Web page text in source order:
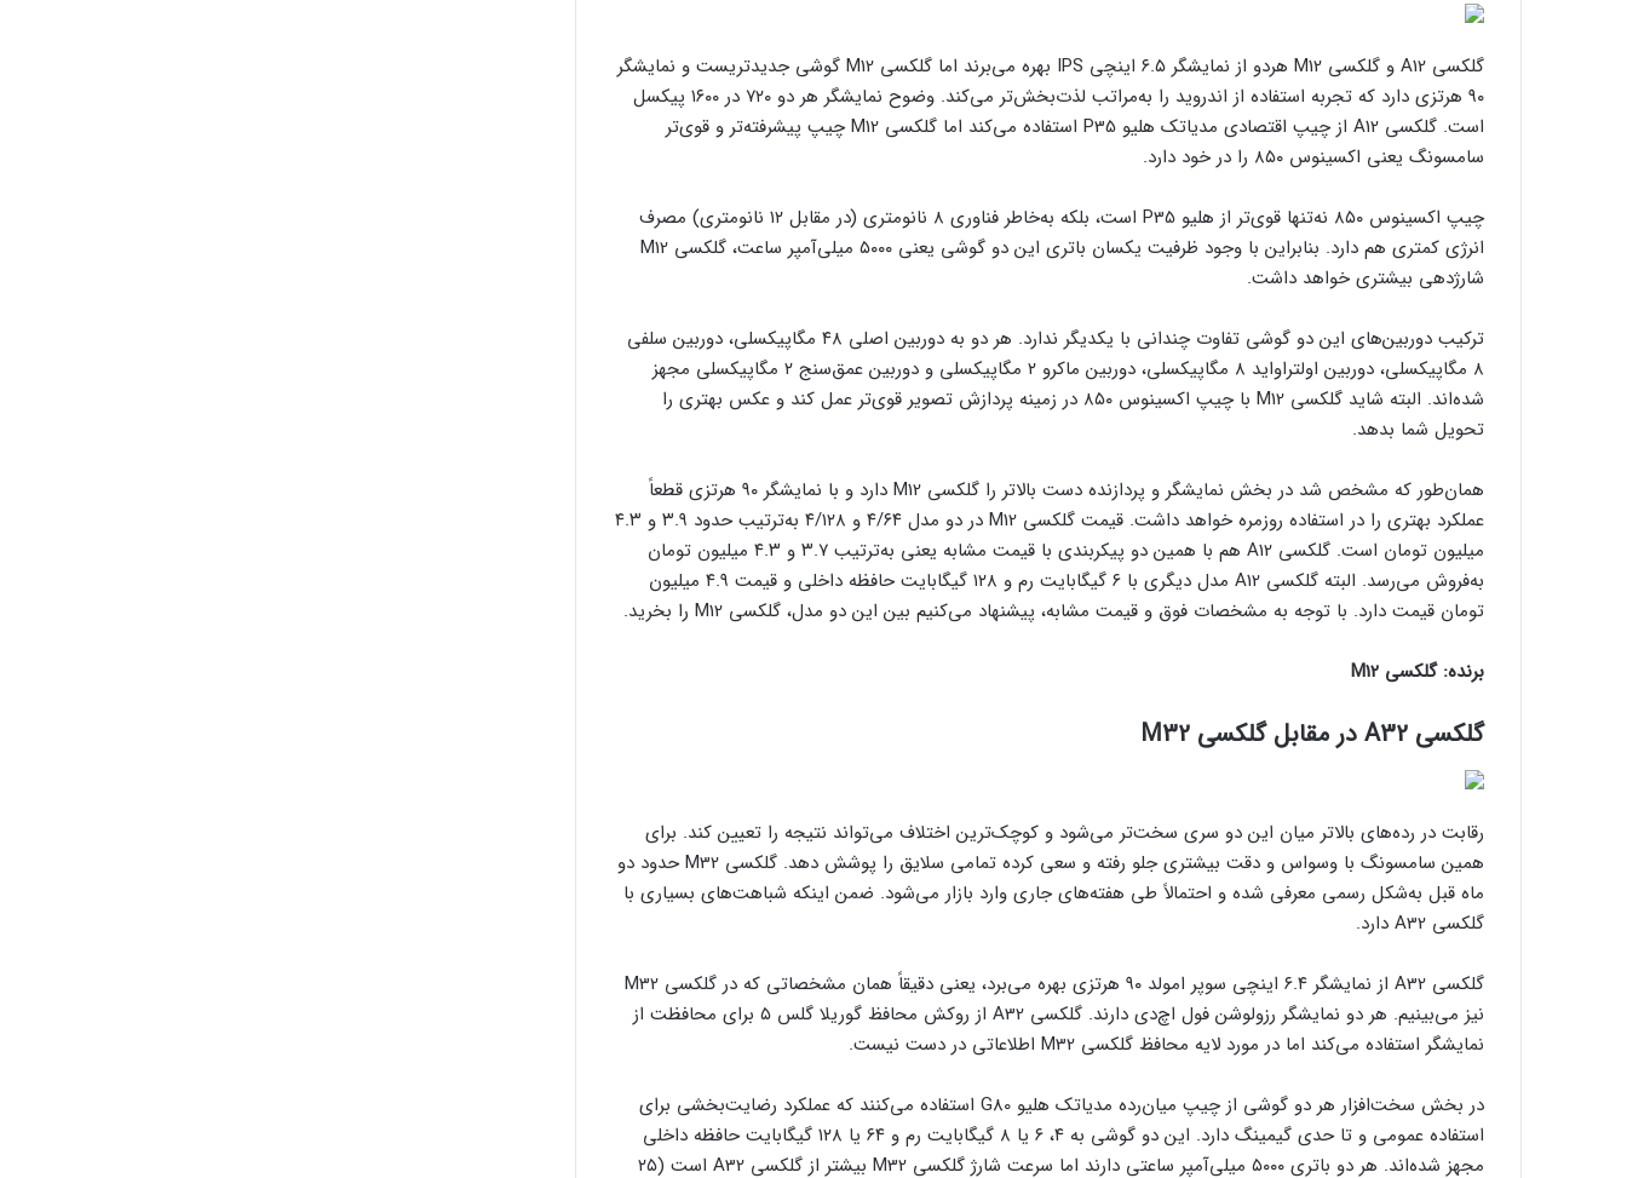
گلکسی A12 و گلکسی M12 هردو از نمایشگر ۶.۵ اینچی IPS بهره می‌برند اما گلکسی M12 گوشی جدیدتریست و نمایشگر
۹۰ هرتزی دارد که تجربه استفاده از اندروید را به‌مراتب لذت‌بخش‌تر می‌کند. وضوح نمایشگر هر دو ۷۲۰ در ۱۶۰۰ پیکسل
است. گلکسی A12 از چیپ اقتصادی مدیاتک هلیو P35 استفاده می‌کند اما گلکسی M12 چیپ پیشرفته‌تر و قوی‌تر
سامسونگ یعنی اکسینوس ۸۵۰ را در خود دارد.
چیپ اکسینوس ۸۵۰ نه‌تنها قوی‌تر از هلیو P35 است، بلکه به‌خاطر فناوری ۸ نانومتری (در مقابل ۱۲ نانومتری) مصرف
انرژی کمتری هم دارد. بنابراین با وجود ظرفیت یکسان باتری این دو گوشی یعنی ۵۰۰۰ میلی‌آمپر ساعت، گلکسی M12
شارژدهی بیشتری خواهد داشت.
ترکیب دوربین‌های این دو گوشی تفاوت چندانی با یکدیگر ندارد. هر دو به دوربین اصلی ۴۸ مگاپیکسلی، دوربین سلفی
۸ مگاپیکسلی، دوربین اولتراواید ۸ مگاپیکسلی، دوربین ماکرو ۲ مگاپیکسلی و دوربین عمق‌سنج ۲ مگاپیکسلی مجهز
شده‌اند. البته شاید گلکسی M12 با چیپ اکسینوس ۸۵۰ در زمینه پردازش تصویر قوی‌تر عمل کند و عکس بهتری را
تحویل شما بدهد.
همان‌طور که مشخص شد در بخش نمایشگر و پردازنده دست بالاتر را گلکسی M12 دارد و با نمایشگر ۹۰ هرتزی قطعاً
عملکرد بهتری را در استفاده روزمره خواهد داشت. قیمت گلکسی M12 در دو مدل ۴/۶۴ و ۴/۱۲۸ به‌ترتیب حدود ۳.۹ و ۴.۳
میلیون تومان است. گلکسی A12 هم با همین دو پیکربندی با قیمت مشابه یعنی به‌ترتیب ۳.۷ و ۴.۳ میلیون تومان
به‌فروش می‌رسد. البته گلکسی A12 مدل دیگری با ۶ گیگابایت رم و ۱۲۸ گیگابایت حافظه داخلی و قیمت ۴.۹ میلیون
تومان قیمت دارد. با توجه به مشخصات فوق و قیمت مشابه، پیشنهاد می‌کنیم بین این دو مدل، گلکسی M12 را بخرید.
برنده: گلکسی M12
گلکسی A32 در مقابل گلکسی M32
رقابت در رده‌های بالاتر میان این دو سری سخت‌تر می‌شود و کوچک‌ترین اختلاف می‌تواند نتیجه را تعیین کند. برای
همین سامسونگ با وسواس و دقت بیشتری جلو رفته و سعی کرده تمامی سلایق را پوشش دهد. گلکسی M32 حدود دو
ماه قبل به‌شکل رسمی معرفی شده و احتمالاً طی هفته‌های جاری وارد بازار می‌شود. ضمن اینکه شباهت‌های بسیاری با
گلکسی A32 دارد.
گلکسی A32 از نمایشگر ۶.۴ اینچی سوپر امولد ۹۰ هرتزی بهره می‌برد، یعنی دقیقاً همان مشخصاتی که در گلکسی M32
نیز می‌بینیم. هر دو نمایشگر رزولوشن فول اچ‌دی دارند. گلکسی A32 از روکش محافظ گوریلا گلس ۵ برای محافظت از
نمایشگر استفاده می‌کند اما در مورد لایه محافظ گلکسی M32 اطلاعاتی در دست نیست.
در بخش سخت‌افزار هر دو گوشی از چیپ میان‌رده مدیاتک هلیو G80 استفاده می‌کنند که عملکرد رضایت‌بخشی برای
استفاده عمومی و تا حدی گیمینگ دارد. این دو گوشی به ۴، ۶ یا ۸ گیگابایت رم و ۶۴ یا ۱۲۸ گیگابایت حافظه داخلی
مجهز شده‌اند. هر دو باتری ۵۰۰۰ میلی‌آمپر ساعتی دارند اما سرعت شارژ گلکسی M32 بیشتر از گلکسی A32 است (۲۵